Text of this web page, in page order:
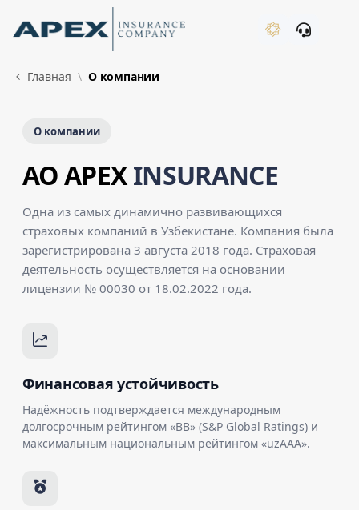
Skip to Main Content
Главная О компании
О компании
AO APEXINSURANCE
Одна из самых динамично развивающихся
страховых компаний в Узбекистане. Компания была
зарегистрирована 3 августа 2018 года. Страховая
деятельность осуществляется на основании
лицензии № 00030 от 18.02.2022 года.
Финансовая устойчивость
Надёжность подтверждается международным
долгосрочным рейтингом «BB» (S&P Global Ratings) и
максимальным национальным рейтингом «uzAAA».
New